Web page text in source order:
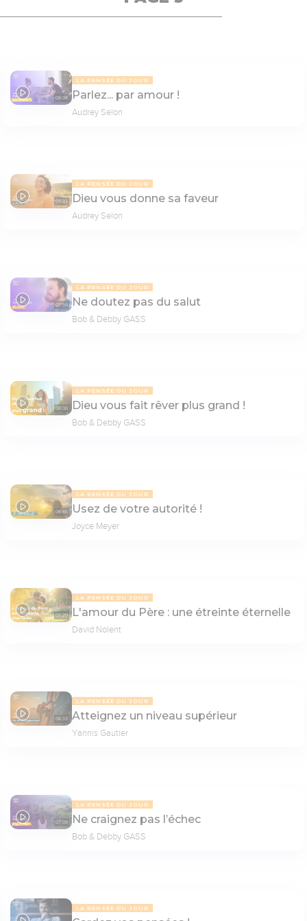
08:08
LA PENSÉE DU JOUR
Parlez... par amour !
Audrey Selon
07:33
LA PENSÉE DU JOUR
Dieu vous donne sa faveur
Audrey Selon
07:59
LA PENSÉE DU JOUR
Ne doutez pas du salut
Bob & Debby GASS
08:00
LA PENSÉE DU JOUR
Dieu vous fait rêver plus grand !
Bob & Debby GASS
06:46
LA PENSÉE DU JOUR
Usez de votre autorité !
Joyce Meyer
07:29
LA PENSÉE DU JOUR
L'amour du Père : une étreinte éternelle
David Nolent
06:33
LA PENSÉE DU JOUR
Atteignez un niveau supérieur
Yannis Gautier
07:09
LA PENSÉE DU JOUR
Ne craignez pas l’échec
Bob & Debby GASS
LA PENSÉE DU JOUR